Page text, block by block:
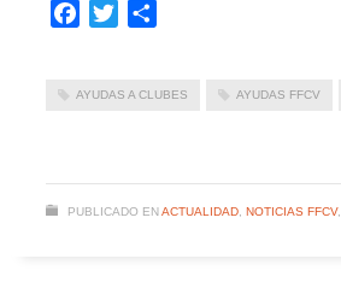
Facebook
Twitter
AYUDAS A CLUBES AYUDAS FFCV
PUBLICADO EN ACTUALIDAD, NOTICIAS FFCV,